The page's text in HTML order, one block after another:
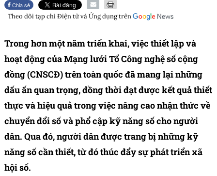
Chia sẻ
Theo dõi tạp chíĐiện tử và Ứng dụngtrên
Trong hơn một năm triển khai, việc thiết lập và
hoạt động của Mạng lưới Tổ Công nghệ số cộng
đồng (CNSCĐ) trên toàn quốc đã mang lại những
dấu ấn quan trọng, đồng thời đạt được kết quả thiết
thực và hiệu quả trong việc nâng cao nhận thức về
chuyển đổi số và phổ cập kỹ năng số cho người
dân. Qua đó, người dân được trang bị những kỹ
năng số cần thiết, từ đó thúc đẩy sự phát triển xã
hội số.